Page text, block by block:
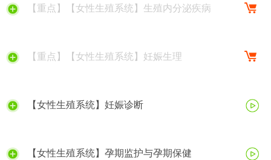
【重点】【女性生殖系统】生殖内分泌疾病
【重点】【女性生殖系统】妊娠生理
【女性生殖系统】妊娠诊断
【女性生殖系统】孕期监护与孕期保健